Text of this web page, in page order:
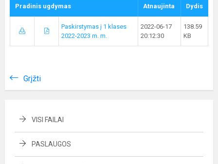
Pradinis ugdymas Atnaujinta Dydis
Paskirstymas į 1 klases
2022-2023 m. m.
2022-06-17
20:12:30
138.59
KB
Grįžti
VISI FAILAI
PASLAUGOS